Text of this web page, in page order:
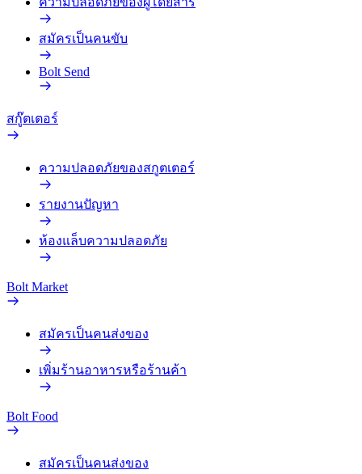
สมัครเป็นคนขับ
Bolt Send
สกู๊ตเตอร์
ความปลอดภัยของสกูตเตอร์
รายงานปัญหา
ห้องแล็บความปลอดภัย
Bolt Market
สมัครเป็นคนส่งของ
เพิ่มร้านอาหารหรือร้านค้า
Bolt Food
สมัครเป็นคนส่งของ